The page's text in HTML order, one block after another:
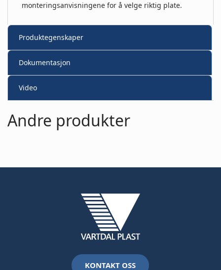
monteringsanvisningene for å velge riktig plate.
Produktegenskaper
Dokumentasjon
Video
Andre produkter
KONTAKT OSS